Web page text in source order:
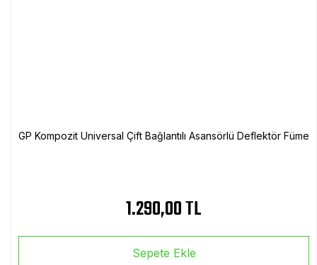
GP Kompozit Universal Çift Bağlantılı Asansörlü Deflektör Füme
1.290,00 TL
Sepete Ekle